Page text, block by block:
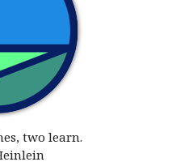
two learn.